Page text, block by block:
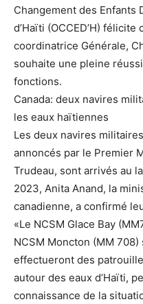
Changement des Enfants
d’Haïti (OCCED’H)
coordinatrice Générale,
souhaite une pleine
fonctions.
Canada: deux navires
les eaux haïtiennes
Les deux navires
annoncés par le Premier
Trudeau, sont arrivés au
2023, Anita Anand, la
canadienne, a confirmé
«Le NCSM Glace Bay
NCSM Moncton (MM
effectueront des
autour des eaux d’Haïti,
connaissance de la